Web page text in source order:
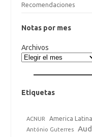
Recomendaciones
Notas por mes
Archivos
Etiquetas
ACNUR America Latina
António Guterres